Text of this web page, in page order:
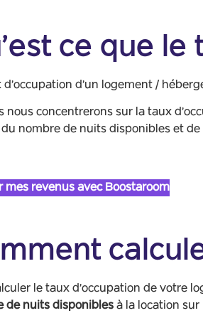
ce que le
d’occupation d’un logement /
nous concentrerons sur la taux
du nombre de nuits disponibles et
mes revenus avec Boostaroom
le taux d’occupation de votre
de nuits disponibles à la location sur